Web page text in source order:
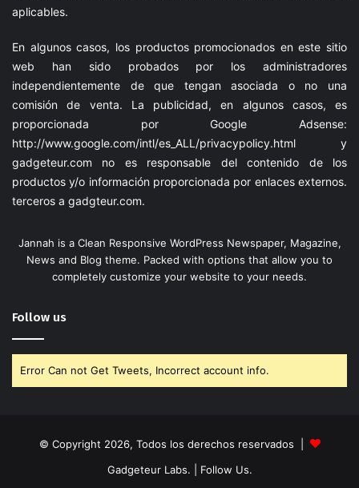
aplicables.
En algunos casos, los productos promocionados en este sitio
web han sido probados por los administradores
independientemente de que tengan asociada o no una
comisión de venta. La publicidad, en algunos casos, es
proporcionada por Google Adsense:
http://www.google.com/intl/es_ALL/privacypolicy.html y
gadgeteur.com no es responsable del contenido de los
productos y/o información proporcionada por enlaces externos.
terceros a gadgteur.com.
Jannah is a Clean Responsive WordPress Newspaper, Magazine,
News and Blog theme. Packed with options that allow you to
completely customize your website to your needs.
Follow us
Error Can not Get Tweets, Incorrect account info.
© Copyright 2026, Todos los derechos reservados |
Gadgeteur Labs. | Follow Us.